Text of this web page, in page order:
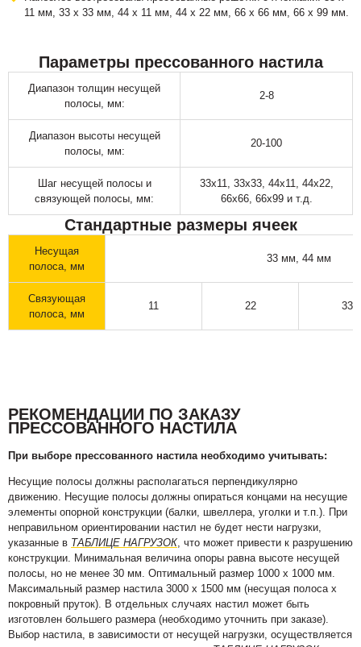
11 мм, 33 х 33 мм, 44 х 11 мм, 44 х 22 мм, 66 х 66 мм, 66 х 99 мм.
Параметры прессованного настила
Диапазон толщин несущей
полосы, мм:
2-8
Диапазон высоты несущей
полосы, мм:
20-100
Шаг несущей полосы и
связующей полосы, мм:
33х11, 33х33, 44х11, 44х22,
66х66, 66х99 и т.д.
Стандартные размеры ячеек
Несущая
полоса, мм
33 мм, 44 мм
Связующая
полоса, мм
11 22 33
РЕКОМЕНДАЦИИ ПО ЗАКАЗУ
ПРЕССОВАННОГО НАСТИЛА
При выборе прессованного настила необходимо учитывать:
Несущие полосы должны располагаться перпендикулярно
движению. Несущие полосы должны опираться концами на несущие
элементы опорной конструкции (балки, швеллера, уголки и т.п.). При
неправильном ориентировании настил не будет нести нагрузки,
указанные в ТАБЛИЦЕ НАГРУЗОК, что может привести к разрушению
конструкции. Минимальная величина опоры равна высоте несущей
полосы, но не менее 30 мм. Оптимальный размер 1000 х 1000 мм.
Максимальный размер настила 3000 х 1500 мм (несущая полоса х
покровный пруток). В отдельных случаях настил может быть
изготовлен большего размера (необходимо уточнить при заказе).
Выбор настила, в зависимости от несущей нагрузки, осуществляется